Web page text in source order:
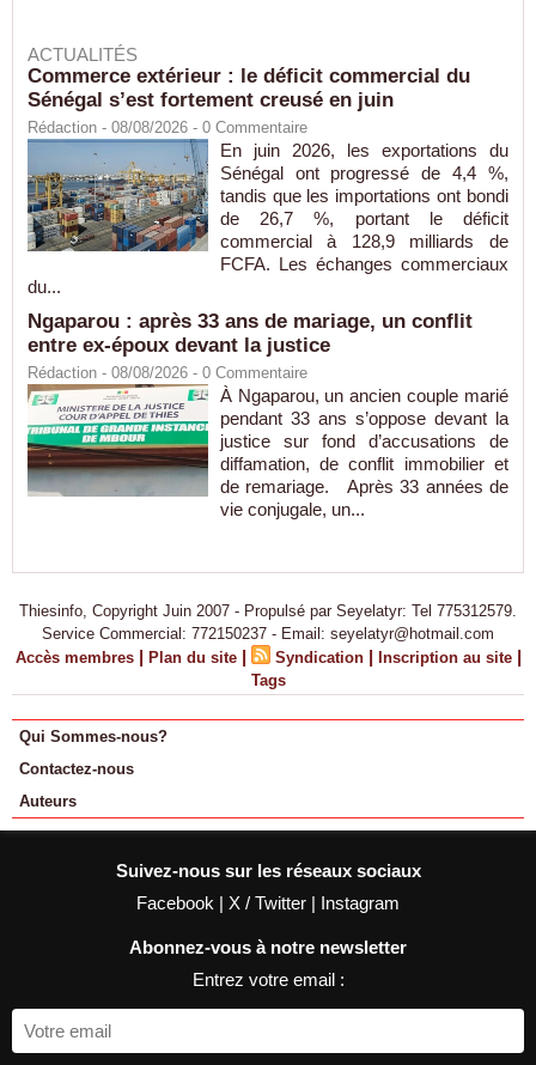
ACTUALITÉS
Commerce extérieur : le déficit commercial du
Sénégal s’est fortement creusé en juin
Rédaction - 08/08/2026 - 0 Commentaire
En juin 2026, les exportations du
Sénégal ont progressé de 4,4 %,
tandis que les importations ont bondi
de 26,7 %, portant le déficit
commercial à 128,9 milliards de
FCFA. Les échanges commerciaux
du...
Ngaparou : après 33 ans de mariage, un conflit
entre ex-époux devant la justice
Rédaction - 08/08/2026 - 0 Commentaire
À Ngaparou, un ancien couple marié
pendant 33 ans s’oppose devant la
justice sur fond d’accusations de
diffamation, de conflit immobilier et
de remariage. Après 33 années de
vie conjugale, un...
Thiesinfo, Copyright Juin 2007 - Propulsé par Seyelatyr: Tel 775312579.
Service Commercial: 772150237 - Email: seyelatyr@hotmail.com
Accès membres | Plan du site | Syndication | Inscription au site |
Tags
Qui Sommes-nous?
Contactez-nous
Auteurs
Suivez-nous sur les réseaux sociaux
Facebook | X / Twitter | Instagram
Abonnez-vous à notre newsletter
Entrez votre email :